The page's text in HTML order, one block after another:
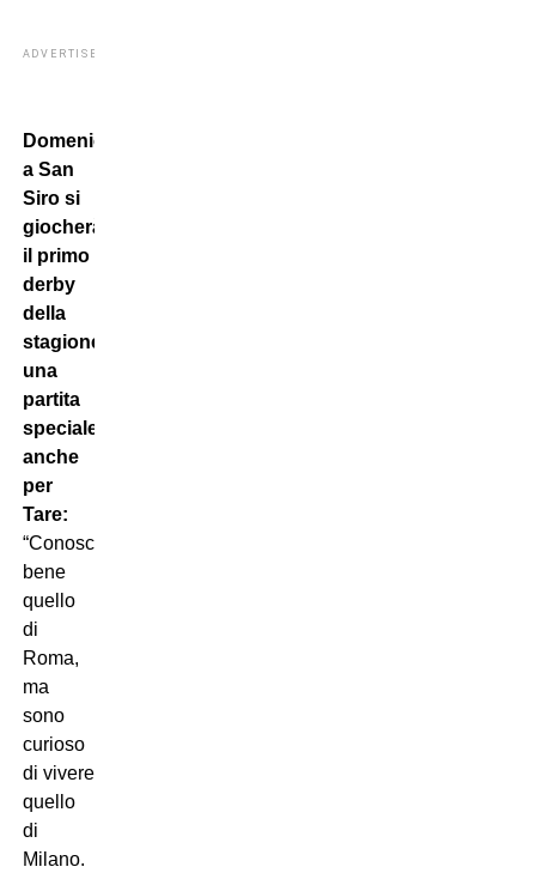
ADVERTISEMENT
Domenica
a San
Siro si
giocherà
il primo
derby
della
stagione,
una
partita
speciale
anche
per
Tare:
“Conosco
bene
quello
di
Roma,
ma
sono
curioso
di vivere
quello
di
Milano.